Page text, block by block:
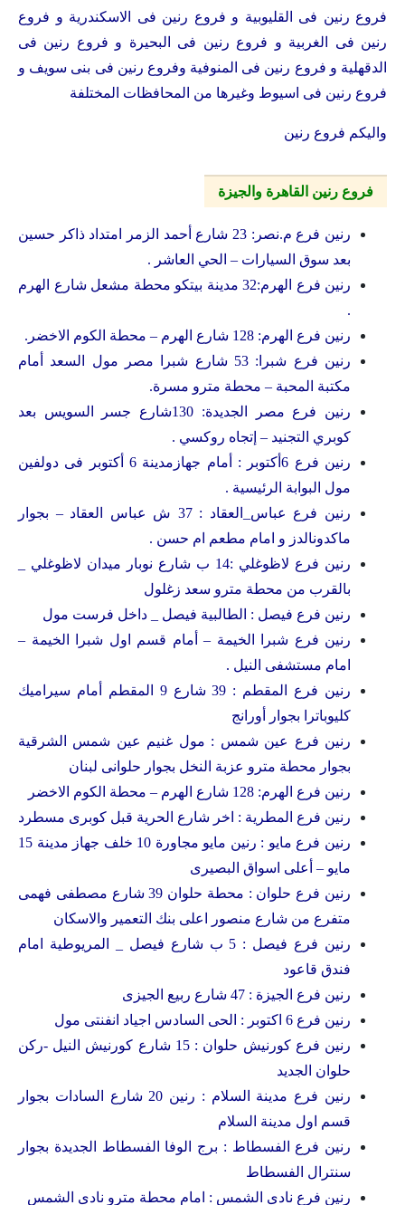
فروع رنين فى القليوبية و فروع رنين فى الاسكندرية و فروع
رنين فى الغربية و فروع رنين فى البحيرة و فروع رنين فى
الدقهلية و فروع رنين فى المنوفية وفروع رنين فى بنى سويف و
فروع رنين فى اسيوط وغيرها من المحافظات المختلفة
واليكم فروع رنين
فروع رنين القاهرة والجيزة
رنين فرع م.نصر: 23 شارع أحمد الزمر امتداد ذاكر حسين
بعد سوق السيارات – الحي العاشر .
رنين فرع الهرم:32 مدينة بيتكو محطة مشعل شارع الهرم
.
رنين فرع الهرم: 128 شارع الهرم – محطة الكوم الاخضر.
رنين فرع شبرا: 53 شارع شبرا مصر مول السعد أمام
مكتبة المحبة – محطة مترو مسرة.
رنين فرع مصر الجديدة: 130شارع جسر السويس بعد
كوبري التجنيد – إتجاه روكسي .
رنين فرع 6أكتوبر : أمام جهازمدينة 6 أكتوبر فى دولفين
مول البوابة الرئيسية .
رنين فرع عباس_العقاد : 37 ش عباس العقاد – بجوار
ماكدونالدز و امام مطعم ام حسن .
رنين فرع لاظوغلي :14 ب شارع نوبار ميدان لاظوغلي _
بالقرب من محطة مترو سعد زغلول
رنين فرع فيصل : الطالبية فيصل _ داخل فرست مول
رنين فرع شبرا الخيمة – أمام قسم اول شبرا الخيمة –
امام مستشفى النيل .
رنين فرع المقطم : 39 شارع 9 المقطم أمام سيراميك
كليوباترا بجوار أورانج
رنين فرع عين شمس : مول غنيم عين شمس الشرقية
بجوار محطة مترو عزبة النخل بجوار حلوانى لبنان
رنين فرع الهرم: 128 شارع الهرم – محطة الكوم الاخضر
رنين فرع المطرية : اخر شارع الحرية قبل كوبرى مسطرد
رنين فرع مايو : رنين مايو مجاورة 10 خلف جهاز مدينة 15
مايو – أعلى اسواق البصيرى
رنين فرع حلوان : محطة حلوان 39 شارع مصطفى فهمى
متفرع من شارع منصور اعلى بنك التعمير والاسكان
رنين فرع فيصل : 5 ب شارع فيصل _ المريوطية امام
فندق قاعود
رنين فرع الجيزة : 47 شارع ربيع الجيزى
رنين فرع 6 اكتوبر : الحى السادس اجياد انفنتى مول
رنين فرع كورنيش حلوان : 15 شارع كورنيش النيل -ركن
حلوان الجديد
رنين فرع مدينة السلام : رنين 20 شارع السادات بجوار
قسم اول مدينة السلام
رنين فرع الفسطاط : برج الوفا الفسطاط الجديدة بجوار
سنترال الفسطاط
رنين فرع نادى الشمس : امام محطة مترو نادى الشمس